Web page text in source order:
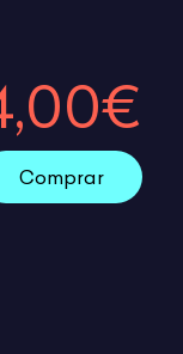
Comprar